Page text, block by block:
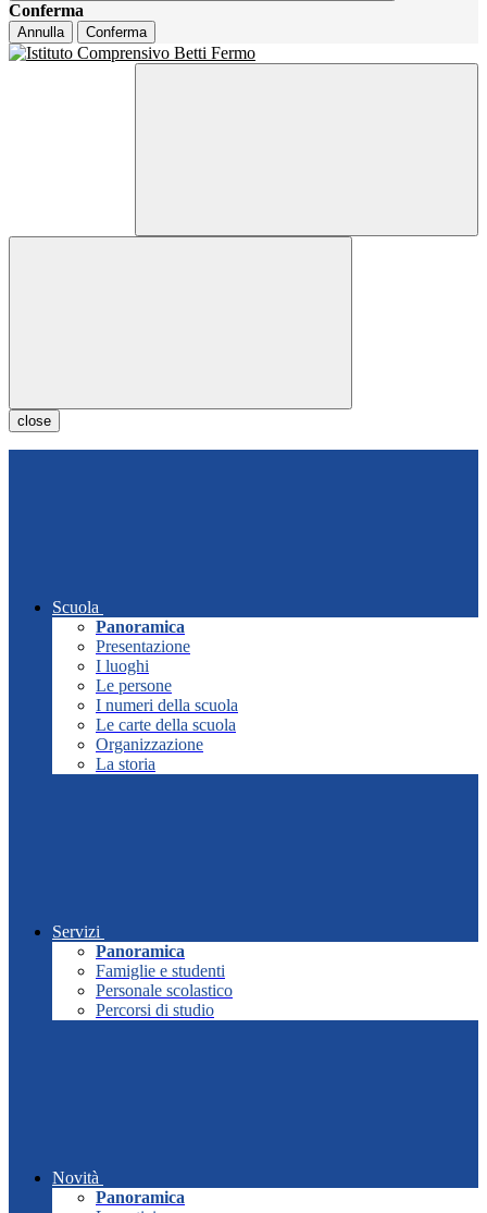
Conferma
Annulla Conferma
close
Scuola
Panoramica
Presentazione
I luoghi
Le persone
I numeri della scuola
Le carte della scuola
Organizzazione
La storia
Servizi
Panoramica
Famiglie e studenti
Personale scolastico
Percorsi di studio
Novità
Panoramica